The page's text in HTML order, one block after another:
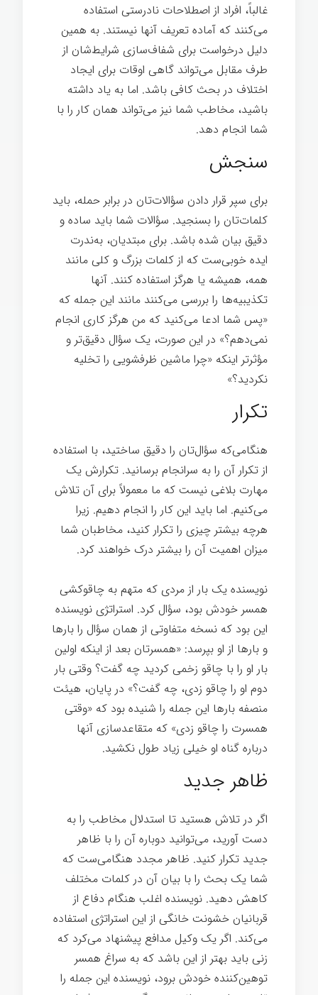
غالباً، افراد از اصطلاحات نادرستی استفاده
می‌کنند که آماده تعریف آنها نیستند. به همین
دلیل درخواست برای شفاف‌سازی شرایط‌شان از
طرف مقابل می‌تواند گاهی اوقات برای ایجاد
اختلاف در بحث کافی باشد. اما به یاد داشته
باشید، مخاطب شما نیز می‌تواند همان کار را با
شما انجام دهد.
سنجش
برای سپر قرار دادن سؤالات‌تان در برابر حمله، باید
کلمات‌تان را بسنجید. سؤالات شما باید ساده و
دقیق بیان شده باشد. برای مبتدیان، به‌ندرت
ایده خوبی‌ست که از کلمات بزرگ و کلی مانند
همه، همیشه یا هرگز استفاده کنند. آنها
تکذیبیه‌ها را بررسی می‌کنند مانند این جمله که
«پس شما ادعا می‌کنید که من هرگز کاری انجام
نمی‌دهم؟» در این صورت، یک سؤال دقیق‌تر و
مؤثرتر اینکه «چرا ماشین ظرفشویی را تخلیه
نکردید؟»
تکرار
هنگامی‌که سؤال‌تان را دقیق ساختید، با استفاده
از تکرار آن را به سرانجام برسانید. تکرارش یک
مهارت بلاغی نیست که ما معمولاً برای آن تلاش
می‌کنیم. اما باید این کار را انجام دهیم. زیرا
هرچه بیشتر چیزی را تکرار کنید، مخاطبان شما
میزان اهمیت آن را بیشتر درک خواهند کرد.
نویسنده یک بار از مردی که متهم به چاقوکشی
همسر خودش بود، سؤال کرد. استراتژی نویسنده
این بود که نسخه متفاوتی از همان سؤال را بارها
و بارها از او بپرسد: «همسرتان بعد از اینکه اولین
بار او را با چاقو زخمی کردید چه گفت؟ وقتی بار
دوم او را چاقو زدی، چه گفت؟» در پایان، هیئت
منصفه بارها این جمله را شنیده بود که «وقتی
همسرت را چاقو زدی» که متقاعدسازی آنها
درباره گناه او خیلی زیاد طول نکشید.
ظاهر جدید
اگر در تلاش هستید تا استدلال مخاطب را به
دست آورید، می‌توانید دوباره آن را با ظاهر
جدید تکرار کنید. ظاهر مجدد هنگامی‌ست که
شما یک بحث را با بیان آن در کلمات مختلف
کاهش دهید. نویسنده اغلب هنگام دفاع از
قربانیان خشونت خانگی از این استراتژی استفاده
می‌کند. اگر یک وکیل مدافع پیشنهاد می‌کرد که
زنی باید بهتر از این باشد که به سراغ همسر
توهین‌کننده خودش برود، نویسنده این جمله را